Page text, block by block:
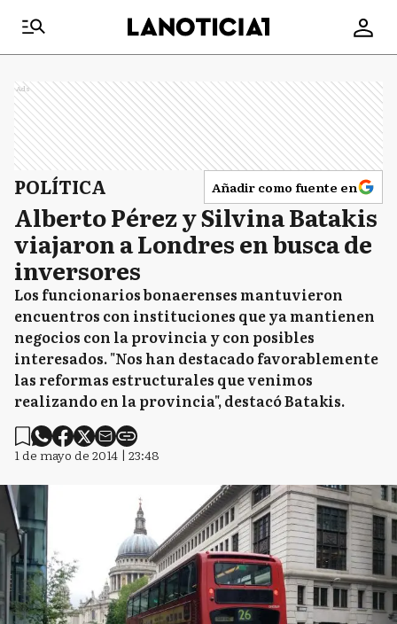
Ads
POLÍTICA Añadir como fuente en
Alberto Pérez y Silvina Batakis
viajaron a Londres en busca de
inversores
Los funcionarios bonaerenses mantuvieron
encuentros con instituciones que ya mantienen
negocios con la provincia y con posibles
interesados. "Nos han destacado favorablemente
las reformas estructurales que venimos
realizando en la provincia", destacó Batakis.
1 de mayo de 2014 | 23:48